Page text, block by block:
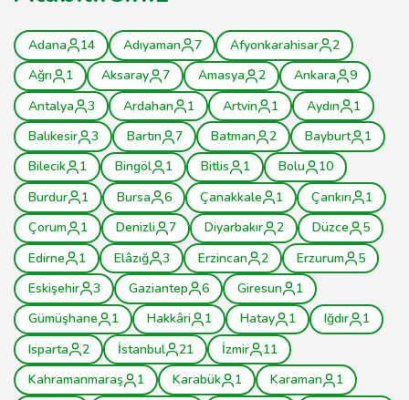
Adana 14 Adıyaman 7 Afyonkarahisar
2
Ağrı
1 Aksaray 7 Amasya 2 Ankara
9
Antalya
3 Ardahan 1 Artvin 1 Aydın
1
Balıkesir
3 Bartın 7 Batman 2 Bayburt
1
Bilecik
1 Bingöl 1 Bitlis 1 Bolu
10
Burdur
1 Bursa 6 Çanakkale 1 Çankırı
1
Çorum
1 Denizli 7 Diyarbakır 2 Düzce
5
Edirne
1 Elâzığ 3 Erzincan 2 Erzurum
5
Eskişehir
3 Gaziantep 6 Giresun
1
Gümüşhane
1 Hakkâri 1 Hatay 1 Iğdır
1
Isparta
2 İstanbul 21 İzmir
11
Kahramanmaraş
1 Karabük 1 Karaman
1